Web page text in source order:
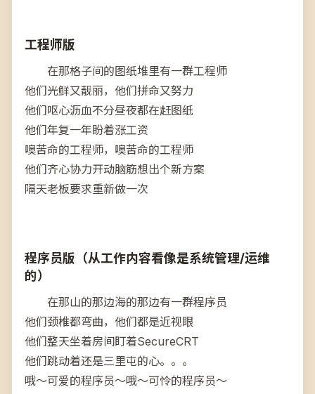
工程师版
在那格子间的图纸堆里有一群工程师
他们光鲜又靓丽，他们拼命又努力
他们呕心沥血不分昼夜都在赶图纸
他们年复一年盼着涨工资
噢苦命的工程师，噢苦命的工程师
他们齐心协力开动脑筋想出个新方案
隔天老板要求重新做一次
程序员版（从工作内容看像是系统管理/运维
的）
在那山的那边海的那边有一群程序员
他们颈椎都弯曲，他们都是近视眼
他们整天坐着房间盯着SecureCRT
他们跳动着还是三里屯的心。。。
哦～可爱的程序员～哦～可怜的程序员～